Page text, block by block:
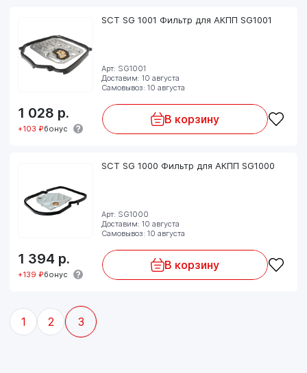
SCT SG 1001 Фильтр для АКПП SG1001
Арт: SG1001
Доставим: 10 августа
Самовывоз: 10 августа
1 028 р.
+103 ₽бонус
В корзину
SCT SG 1000 Фильтр для АКПП SG1000
Арт: SG1000
Доставим: 10 августа
Самовывоз: 10 августа
1 394 р.
+139 ₽бонус
В корзину
1 2 3